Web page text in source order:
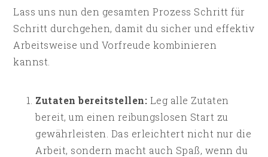
Lass uns nun den gesamten Prozess Schritt für
Schritt durchgehen, damit du sicher und effektiv
Arbeitsweise und Vorfreude kombinieren
kannst.
Zutaten bereitstellen: Leg alle Zutaten
bereit, um einen reibungslosen Start zu
gewährleisten. Das erleichtert nicht nur die
Arbeit, sondern macht auch Spaß, wenn du